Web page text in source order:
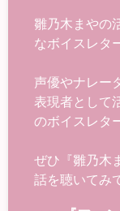
雛乃木まやの
なボイスレタ
声優やナレー
表現者として
のボイスレタ
ぜひ『雛乃木
話を聴いてみ